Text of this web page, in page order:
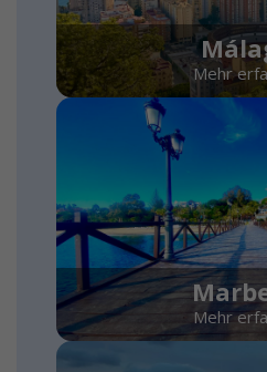
Mehr
Mehr